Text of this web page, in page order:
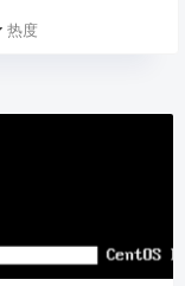
热度